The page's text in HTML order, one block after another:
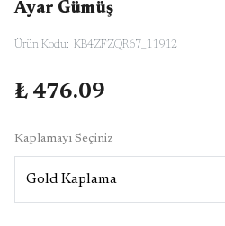
Ayar Gümüş
Ürün Kodu: KB4ZFZQR67_11912
₺ 476.09
Kaplamayı Seçiniz